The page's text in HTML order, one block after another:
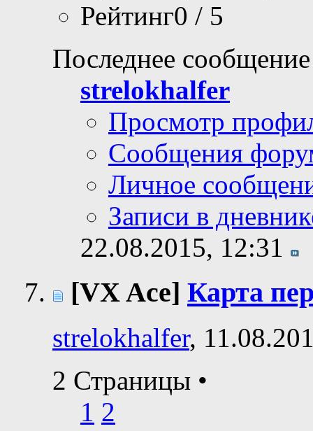
Рейтинг0 / 5
Последнее
strelokhalfer
Просмотр
Сообщения
Личное
Записи в
22.08.2015, 12:31
[VX Ace] Карта
strelokhalfer,
2 Страницы •
1 2